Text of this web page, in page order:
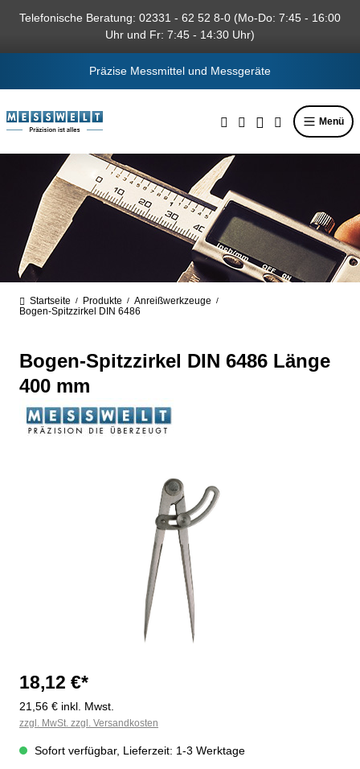
springen
Telefonische Beratung: 02331 - 62 52 8-0 (Mo-Do: 7:45 - 16:00
Uhr und Fr: 7:45 - 14:30 Uhr)
Präzise Messmittel und Messgeräte
Menü
Startseite / Produkte / Anreißwerkzeuge /
Bogen-Spitzzirkel DIN 6486
Bogen-Spitzzirkel DIN 6486 Länge
400 mm
18,12 €*
21,56 € inkl. Mwst.
zzgl. MwSt. zzgl. Versandkosten
Sofort verfügbar, Lieferzeit: 1-3 Werktage